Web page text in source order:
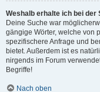
Weshalb erhalte ich bei der
Deine Suche war
gängige Wörter, welche von
spezifischere Anfrage und
bietet. Außerdem ist es
nirgends im Forum
Begriffe!
Nach oben